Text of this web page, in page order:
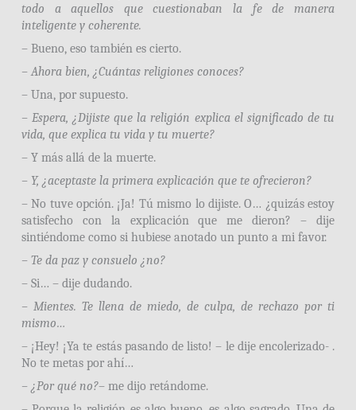
todo a aquellos que cuestionaban la fe de manera
inteligente y coherente.
– Bueno, eso también es cierto.
– Ahora bien, ¿Cuántas religiones conoces?
– Una, por supuesto.
– Espera, ¿Dijiste que la religión explica el significado de tu
vida, que explica tu vida y tu muerte?
– Y más allá de la muerte.
– Y, ¿aceptaste la primera explicación que te ofrecieron?
– No tuve opción. ¡Ja! Tú mismo lo dijiste. O… ¿quizás estoy
satisfecho con la explicación que me dieron? – dije
sintiéndome como si hubiese anotado un punto a mi favor.
– Te da paz y consuelo ¿no?
– Si… – dije dudando.
– Mientes. Te llena de miedo, de culpa, de rechazo por ti
mismo…
– ¡Hey! ¡Ya te estás pasando de listo! – le dije encolerizado- .
No te metas por ahí…
– ¿Por qué no?– me dijo retándome.